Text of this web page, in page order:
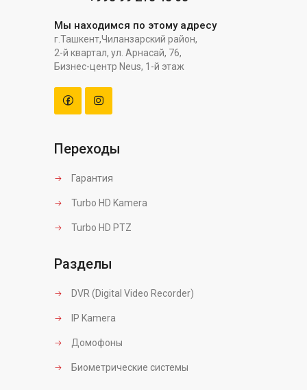
Мы находимся по этому адресу
г.Ташкент,Чиланзарский район,
2-й квартал, ул. Арнасай, 76,
Бизнес-центр Neus, 1-й этаж
Переходы
Гарантия
Turbo HD Kamera
Turbo HD PTZ
Разделы
DVR (Digital Video Recorder)
IP Kamera
Домофоны
Биометрические системы